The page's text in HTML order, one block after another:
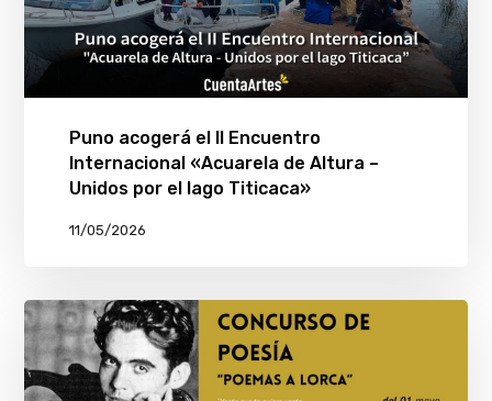
Puno acogerá el II Encuentro
Internacional «Acuarela de Altura –
Unidos por el lago Titicaca»
11/05/2026